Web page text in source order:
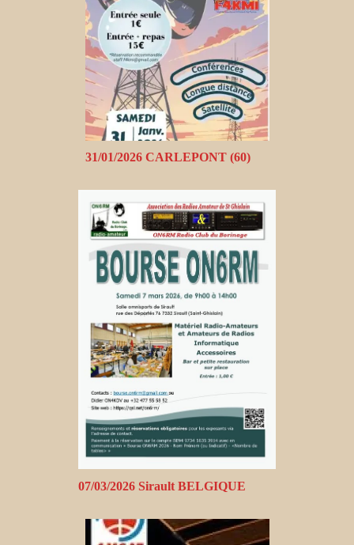
31/01/2026 CARLEPONT (60)
07/03/2026 Sirault BELGIQUE